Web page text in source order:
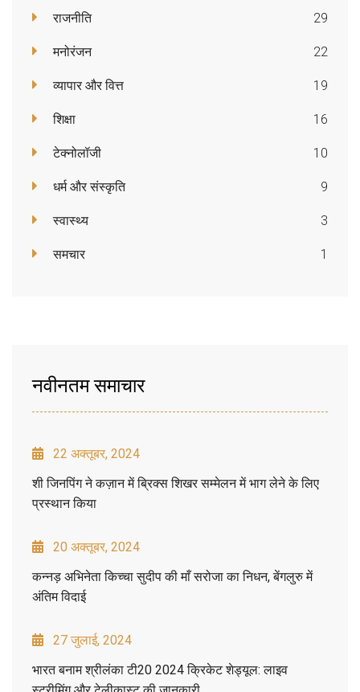
राजनीति 29
मनोरंजन 22
व्यापार और वित्त 19
शिक्षा 16
टेक्नोलॉजी 10
धर्म और संस्कृति 9
स्वास्थ्य 3
समचार 1
नवीनतम समाचार
22 अक्तूबर, 2024
शी जिनपिंग ने कज़ान में ब्रिक्स शिखर सम्मेलन में भाग लेने के लिए
प्रस्थान किया
20 अक्तूबर, 2024
कन्नड़ अभिनेता किच्चा सुदीप की माँ सरोजा का निधन, बेंगलुरु में
अंतिम विदाई
27 जुलाई, 2024
भारत बनाम श्रीलंका टी20 2024 क्रिकेट शेड्यूल: लाइव